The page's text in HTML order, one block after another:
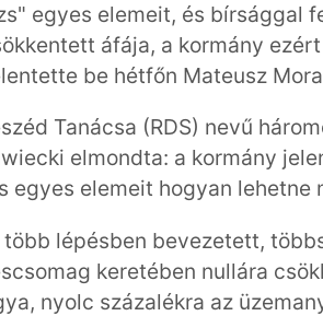
egyes elemeit, és bírsággal
áfája, a kormány
be hétfőn Mateusz
Tanácsa (RDS) nevű
elmondta: a kormány
egyes elemeit hogyan lehetne
lépésben bevezetett,
keretében nullára
nyolc százalékra az